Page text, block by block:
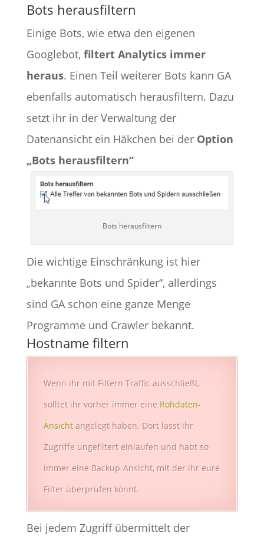
Bots herausfiltern
Einige Bots, wie etwa den eigenen
Googlebot, filtert Analytics immer
heraus. Einen Teil weiterer Bots kann GA
ebenfalls automatisch herausfiltern. Dazu
setzt ihr in der Verwaltung der
Datenansicht ein Häkchen bei der Option
„Bots herausfiltern“
Bots herausfiltern
Die wichtige Einschränkung ist hier
„bekannte Bots und Spider“, allerdings
sind GA schon eine ganze Menge
Programme und Crawler bekannt.
Hostname filtern
Wenn ihr mit Filtern Traffic ausschließt,
solltet ihr vorher immer eine Rohdaten-
Ansichtangelegt haben. Dort lasst ihr
Zugriffe ungefiltert einlaufen und habt so
immer eine Backup-Ansicht, mit der ihr eure
Filter überprüfen könnt.
Bei jedem Zugriff übermittelt der